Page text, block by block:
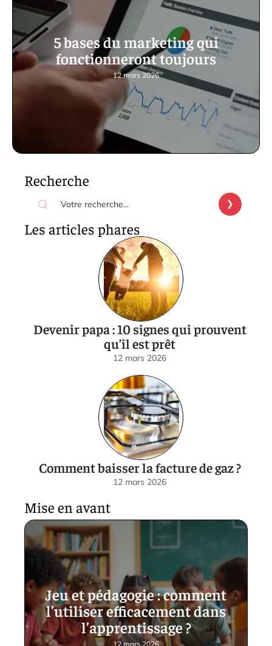
5 bases du marketing qui
fonctionneront toujours
12 mars 2026
Recherche
Les articles phares
Devenir papa : 10 signes qui prouvent
qu’il est prêt
12 mars 2026
Comment baisser la facture de gaz ?
12 mars 2026
Mise en avant
Jeu et pédagogie : comment
l’utiliser efficacement dans
l’apprentissage ?
12 mars 2026